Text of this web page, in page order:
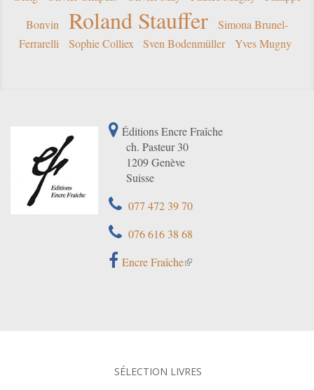
Bonvin
Roland Stauffer
Simona Brunel-
Ferrarelli
Sophie Colliex Sven Bodenmüller Yves Mugny
Éditions Encre Fraîche
ch. Pasteur 30
1209 Genève
Suisse
077 472 39 70
076 616 38 68
Encre Fraîche
SÉLECTION LIVRES